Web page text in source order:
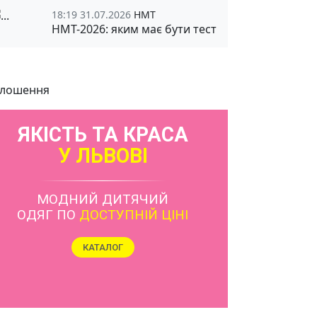
18:19 31.07.2026 НМТ
НМТ-2026: яким має бути тест
ЯКІСТЬ ТА КРАСА
У ЛЬВОВІ
МОДНИЙ ДИТЯЧИЙ
ОДЯГ ПО ДОСТУПНІЙ ЦІНІ
КАТАЛОГ